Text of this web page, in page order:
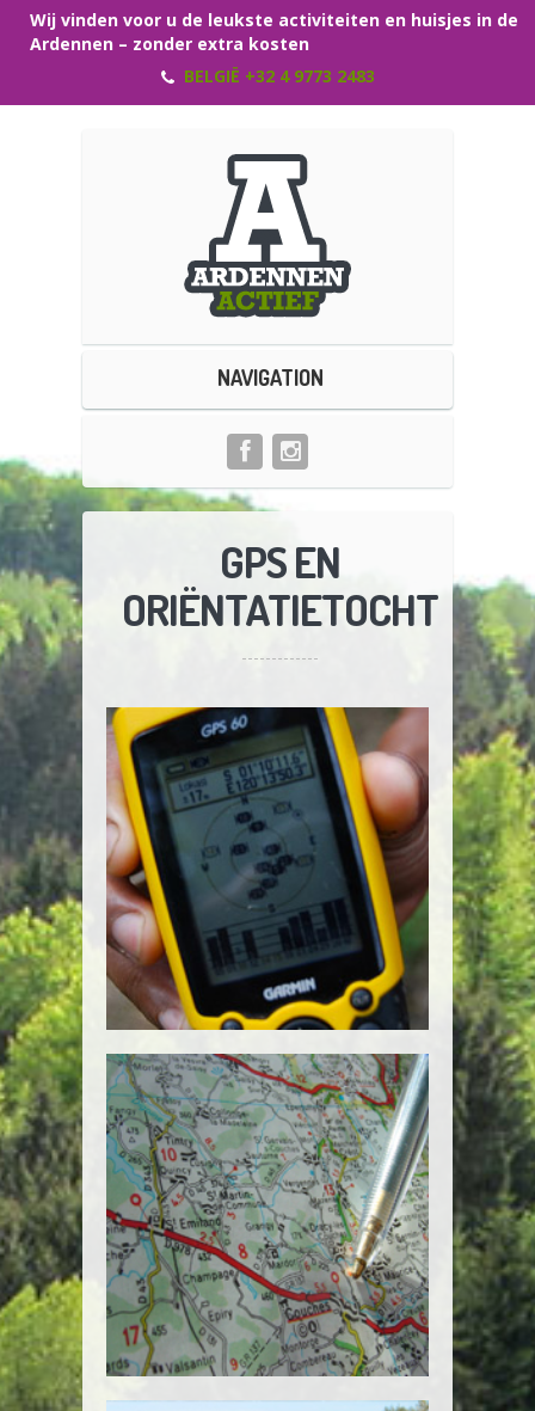
Wij vinden voor u de leukste activiteiten en huisjes in de
Ardennen – zonder extra kosten
BELGIË +32 4 9773 2483
NAVIGATION
GPS EN
ORIËNTATIETOCHT